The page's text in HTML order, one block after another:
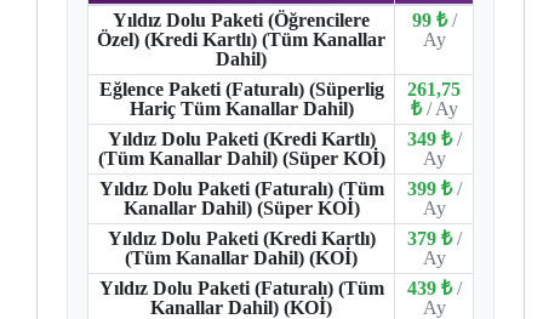
Yıldız Dolu Paketi (Öğrencilere
Özel) (Kredi Kartlı) (Tüm Kanallar
Dahil)
99 ₺ /
Ay
Eğlence Paketi (Faturalı) (Süperlig
Hariç Tüm Kanallar Dahil)
261,75
₺ / Ay
Yıldız Dolu Paketi (Kredi Kartlı)
(Tüm Kanallar Dahil) (Süper KOİ)
349 ₺ /
Ay
Yıldız Dolu Paketi (Faturalı) (Tüm
Kanallar Dahil) (Süper KOİ)
399 ₺ /
Ay
Yıldız Dolu Paketi (Kredi Kartlı)
(Tüm Kanallar Dahil) (KOİ)
379 ₺ /
Ay
Yıldız Dolu Paketi (Faturalı) (Tüm
Kanallar Dahil) (KOİ)
439 ₺ /
Ay